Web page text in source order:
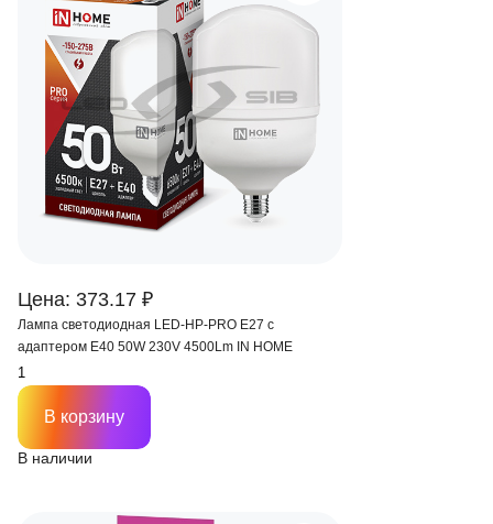
Цена: 373.17 ₽
Лампа светодиодная LED-HP-PRO E27 с
адаптером Е40 50W 230V 4500Lm IN HOME
В наличии
В корзину